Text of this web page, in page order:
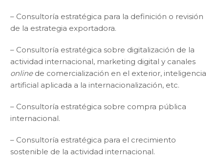
– Consultoría estratégica para la definición o revisión
de la estrategia exportadora.
– Consultoría estratégica sobre digitalización de la
actividad internacional, marketing digital y canales
onlinede comercialización en el exterior, inteligencia
artificial aplicada a la internacionalización, etc.
– Consultoría estratégica sobre compra pública
internacional.
– Consultoría estratégica para el crecimiento
sostenible de la actividad internacional.